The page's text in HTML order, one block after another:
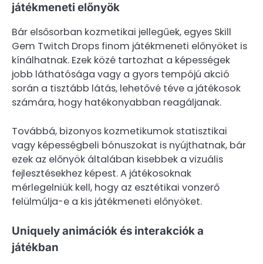
játékmeneti előnyök
Bár elsősorban kozmetikai jellegűek, egyes Skill
Gem Twitch Drops finom játékmeneti előnyöket is
kínálhatnak. Ezek közé tartozhat a képességek
jobb láthatósága vagy a gyors tempójú akció
során a tisztább látás, lehetővé téve a játékosok
számára, hogy hatékonyabban reagáljanak.
Továbbá, bizonyos kozmetikumok statisztikai
vagy képességbeli bónuszokat is nyújthatnak, bár
ezek az előnyök általában kisebbek a vizuális
fejlesztésekhez képest. A játékosoknak
mérlegelniük kell, hogy az esztétikai vonzerő
felülmúlja-e a kis játékmeneti előnyöket.
Uniquely animációk és interakciók a
játékban